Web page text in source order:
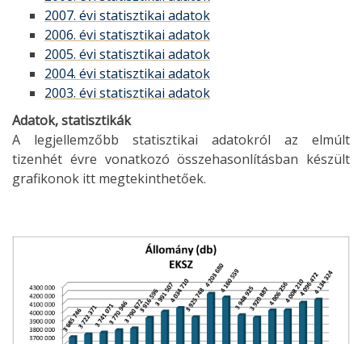
2007. évi statisztikai adatok
2006. évi statisztikai adatok
2005. évi statisztikai adatok
2004. évi statisztikai adatok
2003. évi statisztikai adatok
Adatok, statisztikák
A legjellemzőbb statisztikai adatokról az elmúlt
tizenhét évre vonatkozó összehasonlításban készült
grafikonok itt megtekinthetőek.